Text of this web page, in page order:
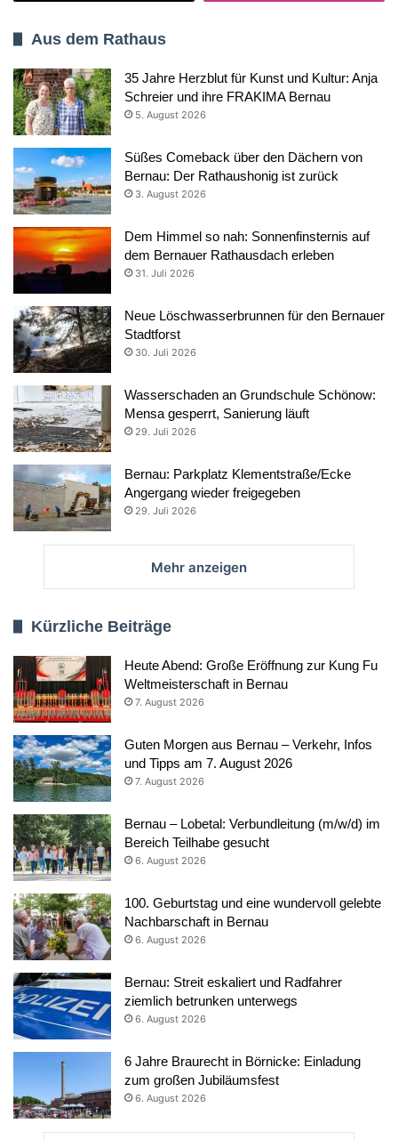
Aus dem Rathaus
35 Jahre Herzblut für Kunst und Kultur: Anja
Schreier und ihre FRAKIMA Bernau
5. August 2026
Süßes Comeback über den Dächern von
Bernau: Der Rathaushonig ist zurück
3. August 2026
Dem Himmel so nah: Sonnenfinsternis auf
dem Bernauer Rathausdach erleben
31. Juli 2026
Neue Löschwasserbrunnen für den Bernauer
Stadtforst
30. Juli 2026
Wasserschaden an Grundschule Schönow:
Mensa gesperrt, Sanierung läuft
29. Juli 2026
Bernau: Parkplatz Klementstraße/Ecke
Angergang wieder freigegeben
29. Juli 2026
Mehr anzeigen
Kürzliche Beiträge
Heute Abend: Große Eröffnung zur Kung Fu
Weltmeisterschaft in Bernau
7. August 2026
Guten Morgen aus Bernau – Verkehr, Infos
und Tipps am 7. August 2026
7. August 2026
Bernau – Lobetal: Verbundleitung (m/w/d) im
Bereich Teilhabe gesucht
6. August 2026
100. Geburtstag und eine wundervoll gelebte
Nachbarschaft in Bernau
6. August 2026
Bernau: Streit eskaliert und Radfahrer
ziemlich betrunken unterwegs
6. August 2026
6 Jahre Braurecht in Börnicke: Einladung
zum großen Jubiläumsfest
6. August 2026